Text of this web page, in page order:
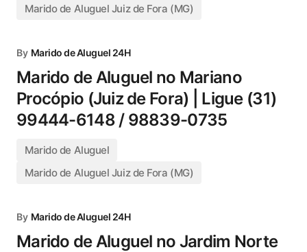
Marido de Aluguel Juiz de Fora (MG)
By Marido de Aluguel 24H
Marido de Aluguel no Mariano
Procópio (Juiz de Fora) | Ligue (31)
99444-6148 / 98839-0735
Marido de Aluguel
Marido de Aluguel Juiz de Fora (MG)
By Marido de Aluguel 24H
Marido de Aluguel no Jardim Norte